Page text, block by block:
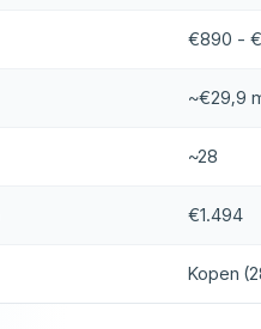
€890 -
~€29,9
~28
€1.494
Kopen